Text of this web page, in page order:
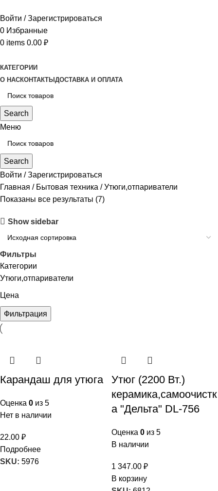
Войти / Зарегистрироваться
0 Избранные
0 items 0.00 ₽
КАТЕГОРИИ
О НАСКОНТАКТЫ ДОСТАВКА И ОПЛАТА
Search
Меню
Search
Войти / Зарегистрироваться
Главная
Бытовая техника
Утюги,отпариватели
Показаны все результаты (7)
Show sidebar
Фильтры
Категории
Утюги,отпариватели
Цена
Фильтрация
Карандаш для утюга
Оценка 0 из 5
Нет в наличии
22.00 ₽
Подробнее
SKU: 5976
Утюг (2200 Вт.)
керамика,самоочистк
а "Дельта" DL-756
Оценка 0 из 5
В наличии
1 347.00 ₽
В корзину